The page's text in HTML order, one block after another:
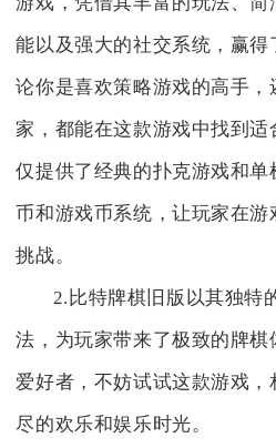
能以及强大的社交系统，赢
论你是喜欢策略游戏的高手
家，都能在这款游戏中找到
仅提供了经典的扑克游戏和
币和游戏币系统，让玩家在游
挑战。
2.比特牌棋旧版以其独特
法，为玩家带来了极致的牌
爱好者，不妨试试这款游戏
尽的欢乐和娱乐时光。